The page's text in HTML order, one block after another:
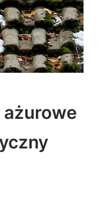
ażurowe